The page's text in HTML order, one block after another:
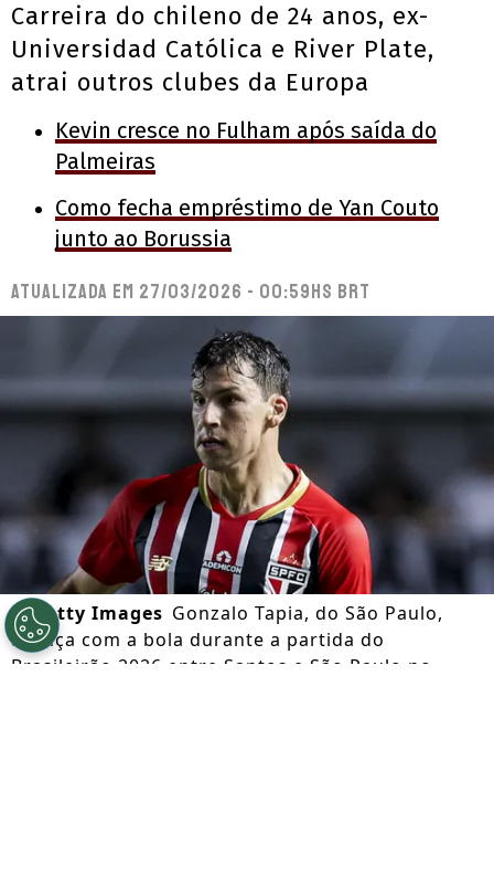
Carreira do chileno de 24 anos, ex-
Universidad Católica e River Plate,
atrai outros clubes da Europa
Kevin cresce no Fulham após saída do
Palmeiras
Como fecha empréstimo de Yan Couto
junto ao Borussia
Atualizada em 27/03/2026 - 00:59hs BRT
©Getty Images Gonzalo Tapia, do São Paulo,
avança com a bola durante a partida do
Brasileirão 2026 entre Santos e São Paulo no